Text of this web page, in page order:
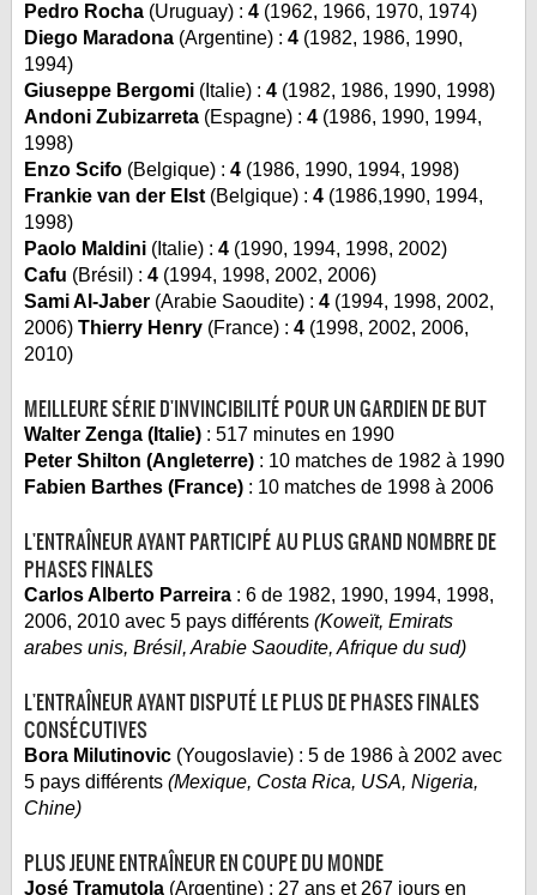
Pedro Rocha(Uruguay) : 4(1962, 1966, 1970, 1974)
Diego Maradona(Argentine) : 4(1982, 1986, 1990,
1994)
Giuseppe Bergomi(Italie) : 4(1982, 1986, 1990, 1998)
Andoni Zubizarreta(Espagne) : 4(1986, 1990, 1994,
1998)
Enzo Scifo(Belgique) : 4(1986, 1990, 1994, 1998)
Frankie van der Elst(Belgique) : 4(1986,1990, 1994,
1998)
Paolo Maldini(Italie) : 4(1990, 1994, 1998, 2002)
Cafu (Brésil) : 4(1994, 1998, 2002, 2006)
Sami Al-Jaber(Arabie Saoudite) : 4(1994, 1998, 2002,
2006) Thierry Henry(France) : 4(1998, 2002, 2006,
2010)
MEILLEURE SÉRIE D'INVINCIBILITÉ POUR UN GARDIEN DE BUT
Walter Zenga (Italie): 517 minutes en 1990
Peter Shilton (Angleterre): 10 matches de 1982 à 1990
Fabien Barthes (France): 10 matches de 1998 à 2006
L'ENTRAÎNEUR AYANT PARTICIPÉ AU PLUS GRAND NOMBRE DE
PHASES FINALES
Carlos Alberto Parreira: 6 de 1982, 1990, 1994, 1998,
2006, 2010 avec 5 pays différents (Koweït, Emirats
arabes unis, Brésil, Arabie Saoudite, Afrique du sud)
L'ENTRAÎNEUR AYANT DISPUTÉ LE PLUS DE PHASES FINALES
CONSÉCUTIVES
Bora Milutinovic(Yougoslavie) : 5 de 1986 à 2002 avec
5 pays différents (Mexique, Costa Rica, USA, Nigeria,
Chine)
PLUS JEUNE ENTRAÎNEUR EN COUPE DU MONDE
José Tramutola(Argentine) : 27 ans et 267 jours en